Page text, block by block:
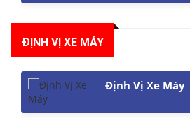
ĐỊNH VỊ XE MÁY
Định Vị Xe Máy